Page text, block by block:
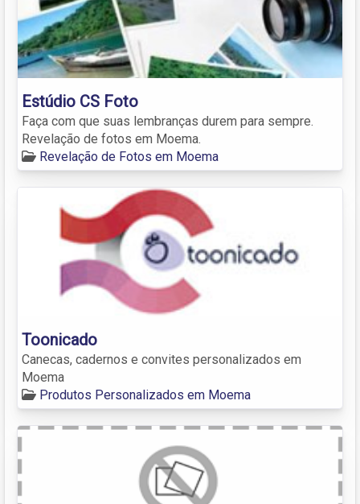
Estúdio CS Foto
Faça com que suas lembranças durem para sempre.
Revelação de fotos em Moema.
Revelação de Fotos em Moema
Toonicado
Canecas, cadernos e convites personalizados em
Moema
Produtos Personalizados em Moema